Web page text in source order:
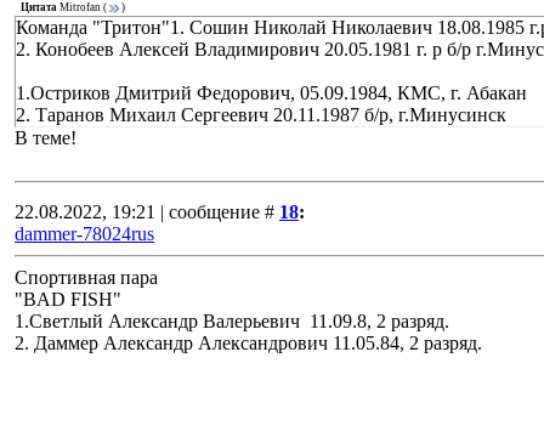
Цитата Mitrofan ( )
Команда "Тритон"1. Сошин Николай Николаевич 18.08.1985
2. Конобеев Алексей Владимирович 20.05.1981 г. р б/р
1.Остриков Дмитрий Федорович, 05.09.1984, КМС, г. Абакан
2. Таранов Михаил Сергеевич 20.11.1987 б/р, г.Минусинск
В теме!
22.08.2022, 19:21 | сообщение # 18:
dammer-78024rus
Спортивная пара
"BAD FISH"
1.Светлый Александр Валерьевич 11.09.8, 2 разряд.
2. Даммер Александр Александрович 11.05.84, 2 разряд.